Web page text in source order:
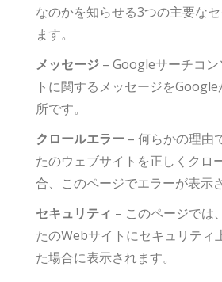
なのかを知らせる3つの主要な
ます。
メッセージ– Googleサーチコン
トに関するメッセージを
所です。
クロールエラー– 何らかの理由
たのウェブサイトを正しくクロ
合、このページでエラーが表示
セキュリティ – このページでは
たのWebサイトにセキュリティ
た場合に表示されます。